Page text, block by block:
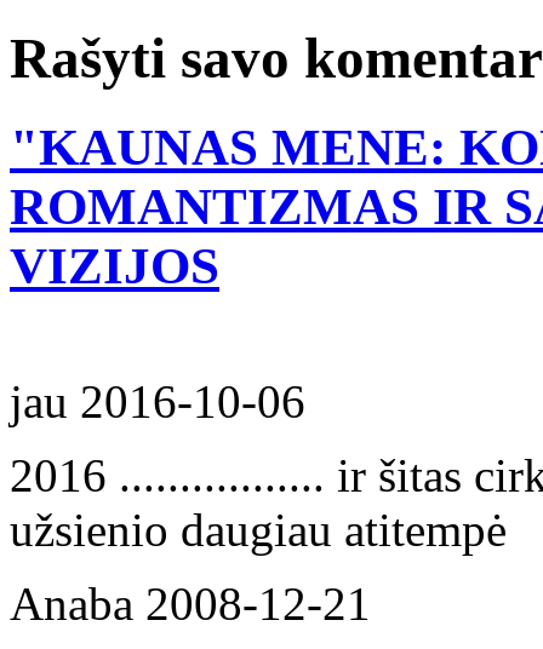
Rašyti savo
"KAUNAS MENE:
ROMANTIZMAS IR
VIZIJOS
jau 2016-10-06
2016 ................. ir šitas
užsienio daugiau atitempė
Anaba 2008-12-21